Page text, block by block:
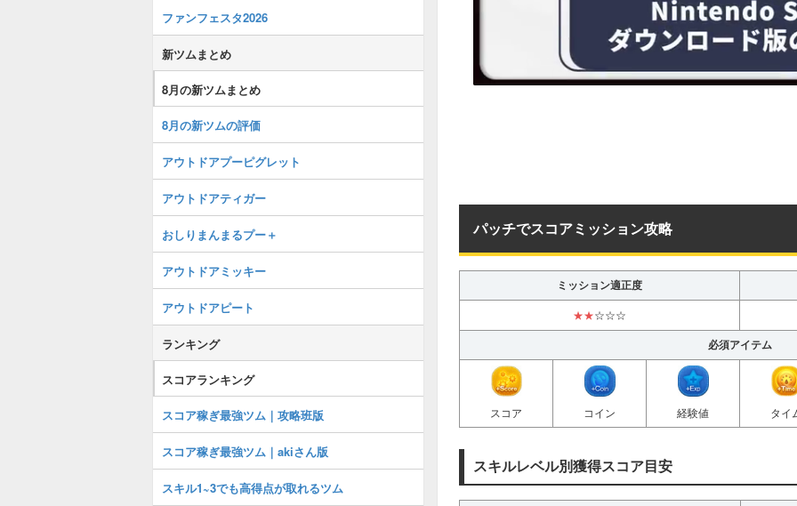
パッチでスコアミッション攻略
ミッション適正度
★★☆☆☆
必須アイテム
スコア コイン 経験値 タイ
スキルレベル別獲得スコア目安
ファンフェスタ2026
新ツムまとめ
8月の新ツムまとめ
8月の新ツムの評価
アウトドアプーピグレット
アウトドアティガー
おしりまんまるプー＋
アウトドアミッキー
アウトドアピート
ランキング
スコアランキング
スコア稼ぎ最強ツム｜攻略班版
スコア稼ぎ最強ツム｜akiさん版
スキル1~3でも高得点が取れるツム